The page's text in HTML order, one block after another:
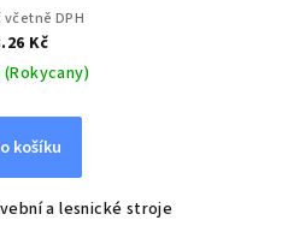
včetně DPH
Kč
košíku
a lesnické stroje